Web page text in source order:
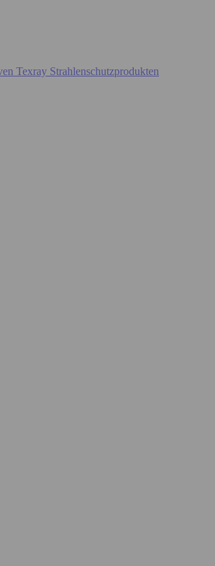
Texray Strahlenschutzprodukten